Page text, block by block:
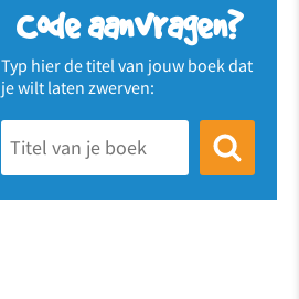
Code aanvragen?
Typ hier de titel van jouw boek dat
je wilt laten zwerven: